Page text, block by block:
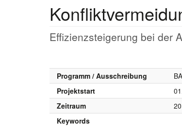
Effizienzsteigerung bei der
Programm / Ausschreibung
Projektstart
Zeitraum
Keywords